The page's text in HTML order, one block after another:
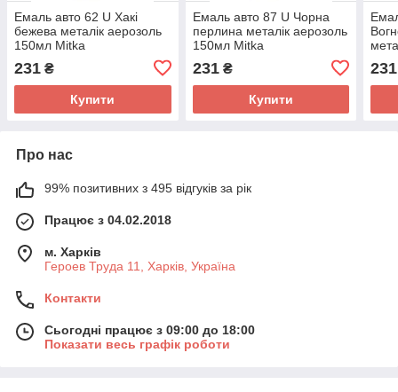
Емаль авто 62 U Хакі
бежева металік аерозоль
150мл Mitka
231 ₴
Купити
Емаль авто 87 U Чорна
перлина металік аерозоль
150мл Mitka
231₴
Купити
231
Про нас
99% позитивних з 495 відгуків за рік
Працює з 04.02.2018
м. Харків
Героев Труда 11, Харків, Україна
Контакти
Сьогодні працює з 09:00 до 18:00
Показати весь графік роботи